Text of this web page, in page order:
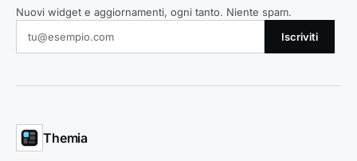
Nuovi widget e aggiornamenti, ogni tanto. Niente spam.
Iscriviti
Themia